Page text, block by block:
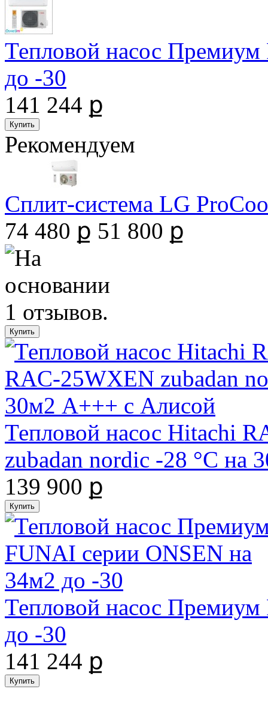
Тепловой насос
до -30
141 244 ք
Рекомендуем
Сплит-система LG
74 480 ք 51 800 ք
Тепловой насос Hitachi
zubadan nordic -28 °С на
139 900 ք
Тепловой насос
до -30
141 244 ք